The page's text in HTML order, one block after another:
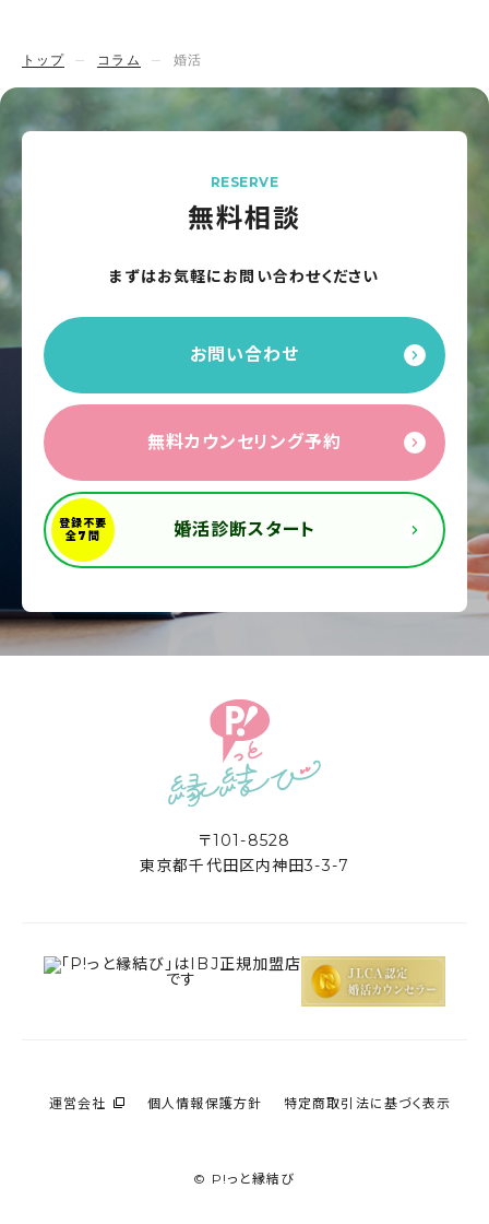
トップ コラム 婚活
RESERVE
無料相談
まずはお気軽にお問い合わせください
お問い合わせ
無料カウンセリング予約
婚活診断スタート
〒101-8528
東京都千代田区内神田3-3-7
運営会社 個人情報保護方針 特定商取引法に基づく表示
© P!っと縁結び